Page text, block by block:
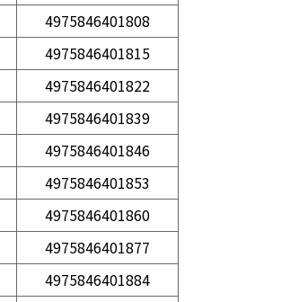
4975846401808
4975846401815
4975846401822
4975846401839
4975846401846
4975846401853
4975846401860
4975846401877
4975846401884